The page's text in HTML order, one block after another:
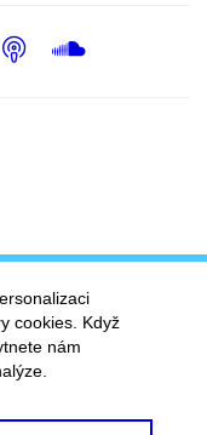
Podcast
cookies. Když
nám